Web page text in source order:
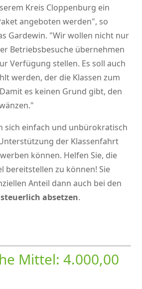
Kreis Cloppenburg ein
angeboten werden , so
Gardewin. Wir wollen nicht nur
Betriebsbesuche übernehmen
Verfügung stellen. Es soll auch
werden, der die Klassen zum
es keinen Grund gibt, den
sich einfach und unbürokratisch
der Klassenfahrt
können. Helfen Sie, die
bereitstellen zu können! Sie
Anteil dann auch bei den
steuerlich absetzen.
Mittel: 4.000,00